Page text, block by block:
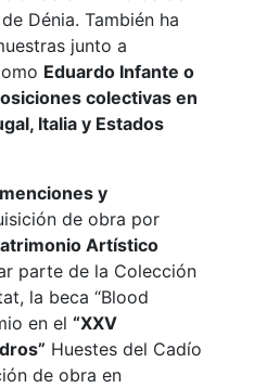
Dénia. También ha
junto a
Eduardo Infante o
colectivas en
Italia y Estados
y
de obra por
Artístico
parte de la Colección
la beca “Blood
en el “XXV
Huestes del Cadío
de obra en